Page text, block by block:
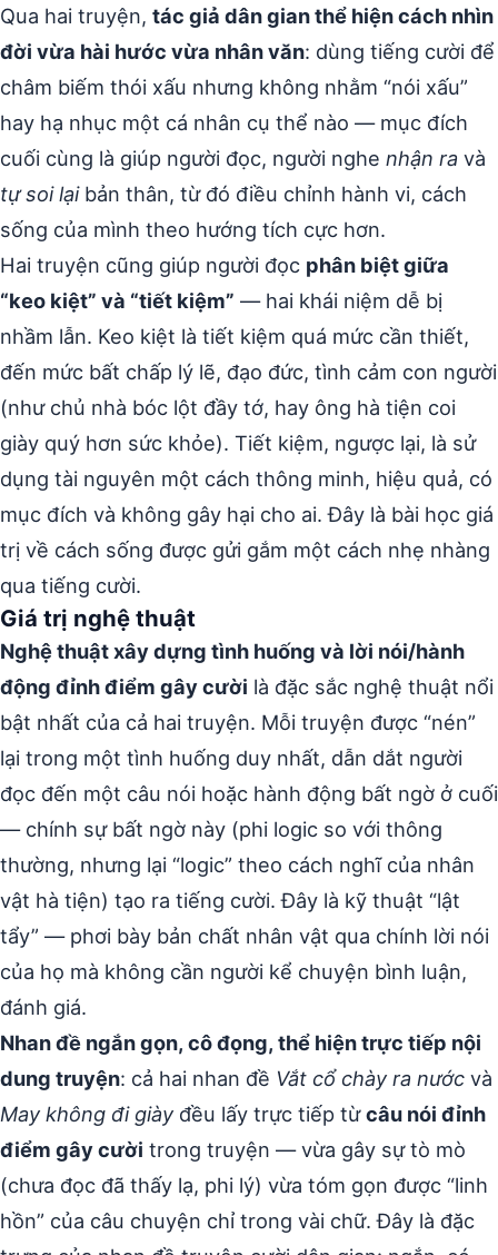
Qua hai truyện, tác giả dân gian thể hiện cách nhìn
đời vừa hài hước vừa nhân văn: dùng tiếng cười để
châm biếm thói xấu nhưng không nhằm “nói xấu”
hay hạ nhục một cá nhân cụ thể nào — mục đích
cuối cùng là giúp người đọc, người nghe nhận ra và
tự soi lạibản thân, từ đó điều chỉnh hành vi, cách
sống của mình theo hướng tích cực hơn.
Hai truyện cũng giúp người đọc phân biệt giữa
“keo kiệt” và “tiết kiệm” — hai khái niệm dễ bị
nhầm lẫn. Keo kiệt là tiết kiệm quá mức cần thiết,
đến mức bất chấp lý lẽ, đạo đức, tình cảm con người
(như chủ nhà bóc lột đầy tớ, hay ông hà tiện coi
giày quý hơn sức khỏe). Tiết kiệm, ngược lại, là sử
dụng tài nguyên một cách thông minh, hiệu quả, có
mục đích và không gây hại cho ai. Đây là bài học giá
trị về cách sống được gửi gắm một cách nhẹ nhàng
qua tiếng cười.
Giá trị nghệ thuật
Nghệ thuật xây dựng tình huống và lời nói/hành
động đỉnh điểm gây cười là đặc sắc nghệ thuật nổi
bật nhất của cả hai truyện. Mỗi truyện được “nén”
lại trong một tình huống duy nhất, dẫn dắt người
đọc đến một câu nói hoặc hành động bất ngờ ở cuối
— chính sự bất ngờ này (phi logic so với thông
thường, nhưng lại “logic” theo cách nghĩ của nhân
vật hà tiện) tạo ra tiếng cười. Đây là kỹ thuật “lật
tẩy” — phơi bày bản chất nhân vật qua chính lời nói
của họ mà không cần người kể chuyện bình luận,
đánh giá.
Nhan đề ngắn gọn, cô đọng, thể hiện trực tiếp nội
dung truyện: cả hai nhan đề Vắt cổ chày ra nước và
May không đi giàyđều lấy trực tiếp từcâu nói đỉnh
điểm gây cười trong truyện — vừa gây sự tò mò
(chưa đọc đã thấy lạ, phi lý) vừa tóm gọn được “linh
hồn” của câu chuyện chỉ trong vài chữ. Đây là đặc